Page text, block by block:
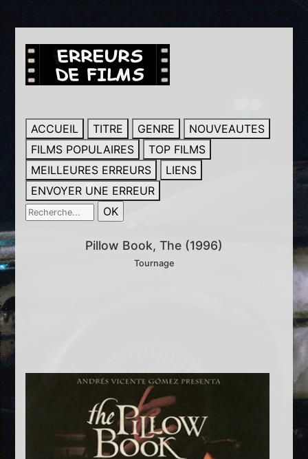
ACCUEIL TITRE GENRE
NOUVEAUTES
FILMS POPULAIRES
TOP FILMS
MEILLEURES ERREURS
LIENS
ENVOYER UNE ERREUR
Pillow Book, The (1996)
Tournage